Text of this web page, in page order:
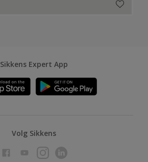
Sikkens Expert App
Volg Sikkens